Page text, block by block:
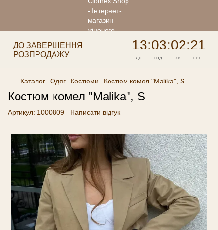
ДО ЗАВЕРШЕННЯ
РОЗПРОДАЖУ
13:03:02:21
дн. год. хв. сек.
Каталог Одяг Костюми Костюм комел "Malika", S
Костюм комел "Malika", S
Артикул: 1000809 Написати відгук